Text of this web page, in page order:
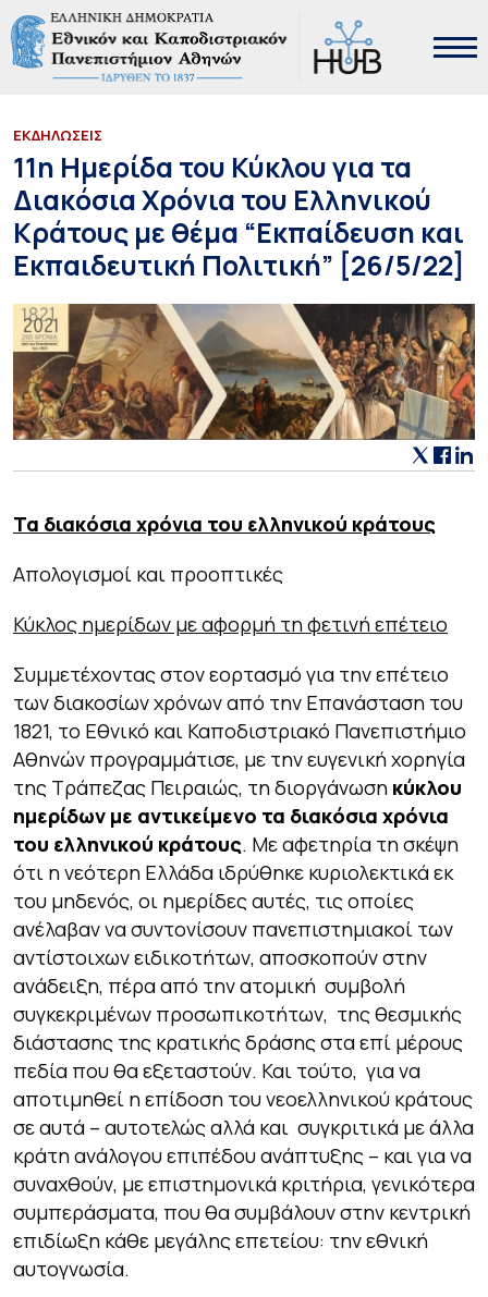
ΕΚΔΗΛΩΣΕΙΣ
11η Ημερίδα του Κύκλου για τα
Διακόσια Χρόνια του Ελληνικού
Κράτους με θέμα “Εκπαίδευση και
Εκπαιδευτική Πολιτική” [26/5/22]
Τα διακόσια χρόνια του ελληνικού κράτους
Απολογισμοί και προοπτικές
Κύκλος ημερίδων με αφορμή τη φετινή επέτειο
Συμμετέχοντας στον εορτασμό για την επέτειο
των διακοσίων χρόνων από την Επανάσταση του
1821, το Εθνικό και Καποδιστριακό Πανεπιστήμιο
Αθηνών προγραμμάτισε, με την ευγενική χορηγία
της Τράπεζας Πειραιώς, τη διοργάνωση κύκλου
ημερίδων με αντικείμενο τα διακόσια χρόνια
του ελληνικού κράτους. Με αφετηρία τη σκέψη
ότι η νεότερη Ελλάδα ιδρύθηκε κυριολεκτικά εκ
του μηδενός, οι ημερίδες αυτές, τις οποίες
ανέλαβαν να συντονίσουν πανεπιστημιακοί των
αντίστοιχων ειδικοτήτων, αποσκοπούν στην
ανάδειξη, πέρα από την ατομική συμβολή
συγκεκριμένων προσωπικοτήτων, της θεσμικής
διάστασης της κρατικής δράσης στα επί μέρους
πεδία που θα εξεταστούν. Και τούτο, για να
αποτιμηθεί η επίδοση του νεοελληνικού κράτους
σε αυτά – αυτοτελώς αλλά και συγκριτικά με άλλα
κράτη ανάλογου επιπέδου ανάπτυξης – και για να
συναχθούν, με επιστημονικά κριτήρια, γενικότερα
συμπεράσματα, που θα συμβάλουν στην κεντρική
επιδίωξη κάθε μεγάλης επετείου: την εθνική
αυτογνωσία.